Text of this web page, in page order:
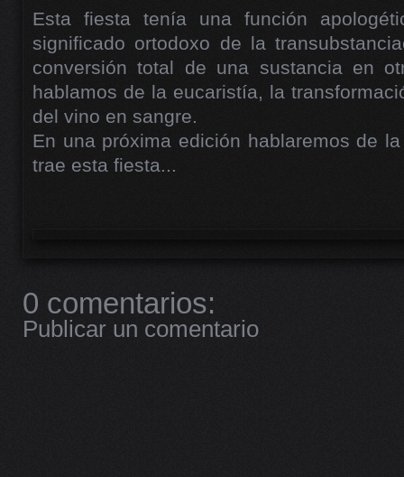
Esta fiesta tenía una función
significado ortodoxo de la
conversión total de una sustancia en
hablamos de la eucaristía, la
del vino en sangre.
En una próxima edición hablaremos de
trae esta fiesta...
0 comentarios:
Publicar un comentario